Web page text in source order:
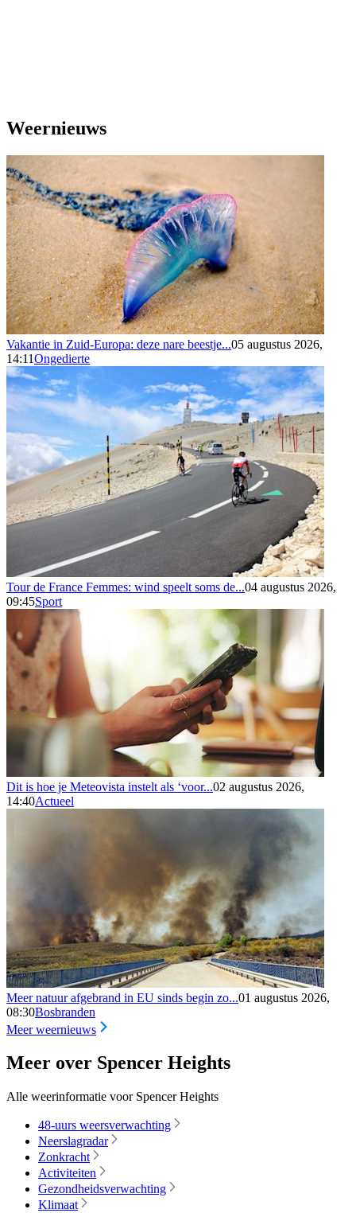
Weernieuws
Vakantie in Zuid-Europa: deze nare beestje...05 augustus 2026,
14:11Ongedierte
Tour de France Femmes: wind speelt soms de...04 augustus 2026,
09:45Sport
Dit is hoe je Meteovista instelt als ‘voor...02 augustus 2026,
14:40Actueel
Meer natuur afgebrand in EU sinds begin zo...01 augustus 2026,
08:30Bosbranden
Meer weernieuws
Meer over Spencer Heights
Alle weerinformatie voor Spencer Heights
48-uurs weersverwachting
Neerslagradar
Zonkracht
Activiteiten
Gezondheidsverwachting
Klimaat